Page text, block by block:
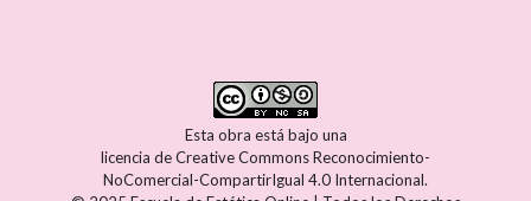
Esta obra está bajo una
licencia de Creative Commons Reconocimiento-
NoComercial-CompartirIgual 4.0 Internacional.